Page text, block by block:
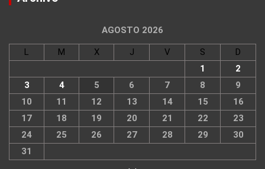
AGOSTO 2026
L M X J V S
D
1
2
3
4 5 6 7 8
9
10
11 12 13 14 15
16
17
18 19 20 21 22
23
24
25 26 27 28 29
30
31